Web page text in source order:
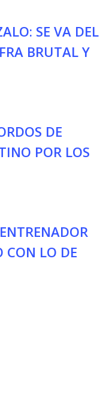
SE VA DEL
BRUTAL Y
DE
POR LOS
CON LO DE